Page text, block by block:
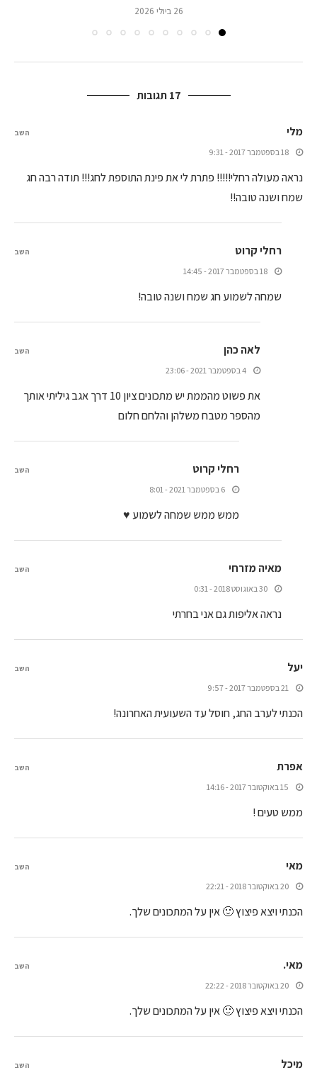
26 ביולי 2026
17 תגובות
מלי
18 בספטמבר 2017 - 9:31
נראה מעולה רחלי!!!!! פתרת לי את פינת התוספת לחג!!! תודה רבה חג
שמח ושנה טובה!!
השב
רחלי קרוט
18 בספטמבר 2017 - 14:45
שמחה לשמוע חג שמח ושנה טובה!
השב
לאה כהן
4 בספטמבר 2021 - 23:06
את פשוט מהממת יש מתכונים ציון 10 דרך אגב גיליתי אותך
מהספר מטבח משלהן והלחם חלום
השב
רחלי קרוט
6 בספטמבר 2021 - 8:01
ממש ממש שמחה לשמוע ♥
השב
מאיה מזרחי
30 באוגוסט 2018 - 0:31
נראה אליפות גם אני בחרתי
השב
יעל
21 בספטמבר 2017 - 9:57
הכנתי לערב החג, חוסל עד השעועית האחרונה!
השב
אפרת
15 באוקטובר 2017 - 14:16
ממש טעים !
השב
מאי
20 באוקטובר 2018 - 22:21
הכנתי ויצא פיצוץ 🙂 אין על המתכונים שלך.
השב
מאי.
20 באוקטובר 2018 - 22:22
הכנתי ויצא פיצוץ 🙂 אין על המתכונים שלך.
השב
מיכל השב